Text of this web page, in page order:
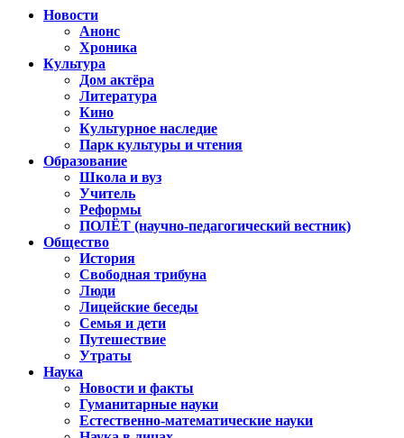
Новости
Анонс
Хроника
Культура
Дом актёра
Литература
Кино
Культурное наследие
Парк культуры и чтения
Образование
Школа и вуз
Учитель
Реформы
ПОЛЁТ (научно-педагогический вестник)
Общество
История
Свободная трибуна
Люди
Лицейские беседы
Семья и дети
Путешествие
Утраты
Наука
Новости и факты
Гуманитарные науки
Естественно-математические науки